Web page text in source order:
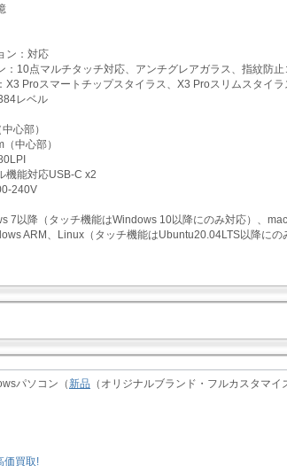
ン：対応
：10点マルチタッチ対応、アンチグレアガラス、指紋防
X3 Proスマートチップスタイラス、X3 Proスリムスタイラ
レベル
心部）
中心部）
機能対応USB-C x2
240V
7以降（タッチ機能はWindows 10以降にのみ対応）、
ARM、Linux（タッチ機能はUbuntu20.04LTS以降に
パソコン（ 新品 （オリジナルブランド・フルカスタマイ